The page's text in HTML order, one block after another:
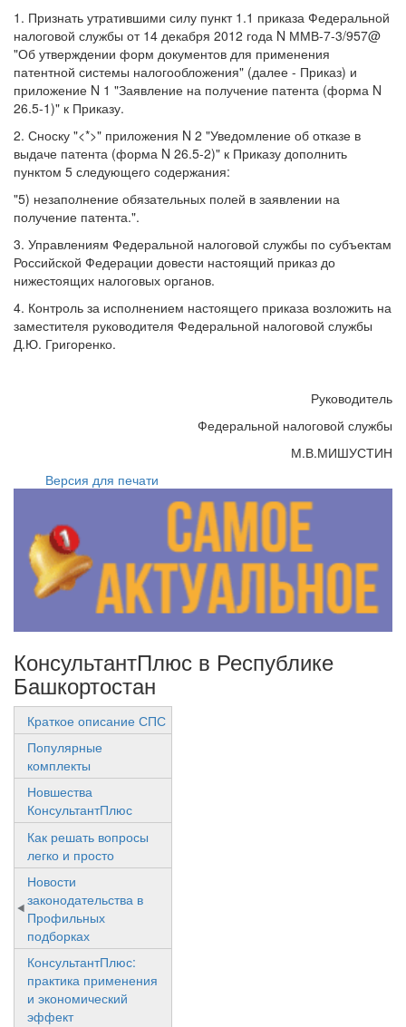
1. Признать утратившими силу пункт 1.1 приказа Федеральной
налоговой службы от 14 декабря 2012 года N ММВ-7-3/957@
"Об утверждении форм документов для применения
патентной системы налогообложения" (далее - Приказ) и
приложение N 1 "Заявление на получение патента (форма N
26.5-1)" к Приказу.
2. Сноску "<*>" приложения N 2 "Уведомление об отказе в
выдаче патента (форма N 26.5-2)" к Приказу дополнить
пунктом 5 следующего содержания:
"5) незаполнение обязательных полей в заявлении на
получение патента.".
3. Управлениям Федеральной налоговой службы по субъектам
Российской Федерации довести настоящий приказ до
нижестоящих налоговых органов.
4. Контроль за исполнением настоящего приказа возложить на
заместителя руководителя Федеральной налоговой службы
Д.Ю. Григоренко.
Руководитель
Федеральной налоговой службы
М.В.МИШУСТИН
Версия для печати
КонсультантПлюс в Республике
Башкортостан
Краткое описание СПС
Популярные
комплекты
Новшества
КонсультантПлюс
Как решать вопросы
легко и просто
Новости
законодательства в
Профильных
подборках
КонсультантПлюс:
практика применения
и экономический
эффект